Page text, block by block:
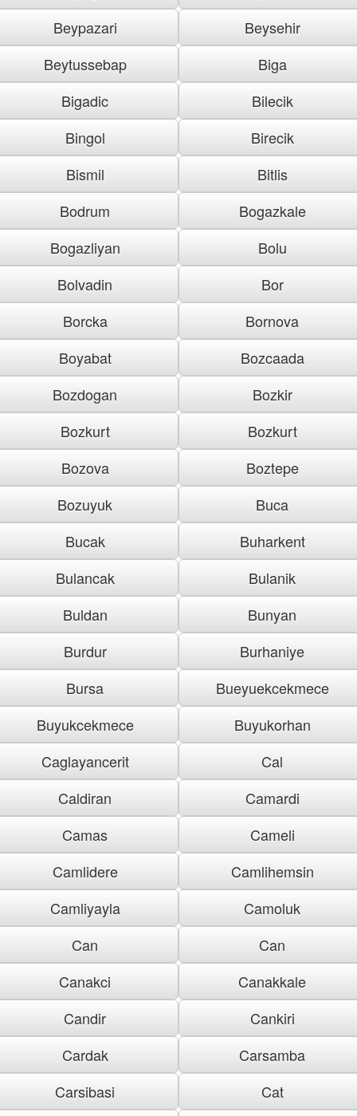
Beypazari
Beysehir
Beytussebap
Biga
Bigadic
Bilecik
Bingol
Birecik
Bismil
Bitlis
Bodrum
Bogazkale
Bogazliyan
Bolu
Bolvadin
Bor
Borcka
Bornova
Boyabat
Bozcaada
Bozdogan
Bozkir
Bozkurt
Bozkurt
Bozova
Boztepe
Bozuyuk
Buca
Bucak
Buharkent
Bulancak
Bulanik
Buldan
Bunyan
Burdur
Burhaniye
Bursa
Bueyuekcekmece
Buyukcekmece
Buyukorhan
Caglayancerit
Cal
Caldiran
Camardi
Camas
Cameli
Camlidere
Camlihemsin
Camliyayla
Camoluk
Can
Can
Canakci
Canakkale
Candir
Cankiri
Cardak
Carsamba
Carsibasi
Cat